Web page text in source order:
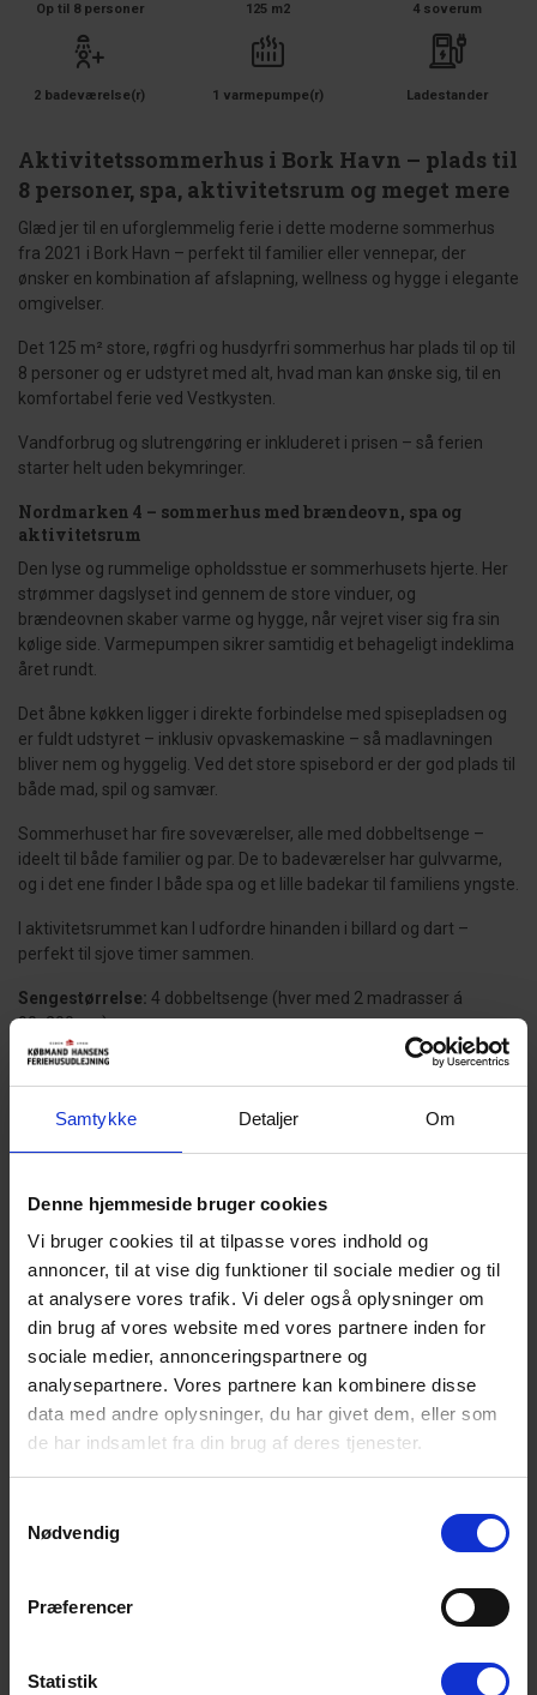
Samtykke Detaljer Om
Denne hjemmeside bruger cookies
Vi bruger cookies til at tilpasse vores indhold og
annoncer, til at vise dig funktioner til sociale medier og til
at analysere vores trafik. Vi deler også oplysninger om
din brug af vores website med vores partnere inden for
sociale medier, annonceringspartnere og
analysepartnere. Vores partnere kan kombinere disse
data med andre oplysninger, du har givet dem, eller som
de har indsamlet fra din brug af deres tjenester.
Nødvendig
Præferencer
Statistik
Op til 8 personer 125 m2 4 soverum
2 badeværelse(r) 1 varmepumpe(r) Ladestander
Aktivitetssommerhus i Bork Havn – plads til
8 personer, spa, aktivitetsrum og meget mere
Glæd jer til en uforglemmelig ferie i dette moderne sommerhus
fra 2021 i Bork Havn – perfekt til familier eller vennepar, der
ønsker en kombination af afslapning, wellness og hygge i elegante
omgivelser.
Det 125 m² store, røgfri og husdyrfri sommerhus har plads til op til
8 personer og er udstyret med alt, hvad man kan ønske sig, til en
komfortabel ferie ved Vestkysten.
Vandforbrug og slutrengøring er inkluderet i prisen – så ferien
starter helt uden bekymringer.
Nordmarken 4 – sommerhus med brændeovn, spa og
aktivitetsrum
Den lyse og rummelige opholdsstue er sommerhusets hjerte. Her
strømmer dagslyset ind gennem de store vinduer, og
brændeovnen skaber varme og hygge, når vejret viser sig fra sin
kølige side. Varmepumpen sikrer samtidig et behageligt indeklima
året rundt.
Det åbne køkken ligger i direkte forbindelse med spisepladsen og
er fuldt udstyret – inklusiv opvaskemaskine – så madlavningen
bliver nem og hyggelig. Ved det store spisebord er der god plads til
både mad, spil og samvær.
Sommerhuset har fire soveværelser, alle med dobbeltsenge –
ideelt til både familier og par. De to badeværelser har gulvvarme,
og i det ene finder I både spa og et lille badekar til familiens yngste.
I aktivitetsrummet kan I udfordre hinanden i billard og dart –
perfekt til sjove timer sammen.
Sengestørrelse: 4 dobbeltsenge (hver med 2 madrasser á
90x200 cm).
Mulighed for opladning af elbil
en 230V CEE-stik – praktisk og miljøvenligt.
bruser
morgenkaffe og hyggelige aftener. Her finder I jeres helt egen
wellness-oase: en udendørs spa, sauna og bruser, så I kan nyde
frisk luft, varme og velvære under åben himmel.
Et praktisk depotrum giver desuden plads til cykler, klapvogn eller
Perfekt beliggenhed tæt på fjord, hav og indkøb
Beliggenheden er helt ideel – kun 1,2 km til Ringkøbing Fjord, hvor I
kan gå ture, cykle eller dyrke vandsport, og blot 3,5 km til
km væk.
surfmiljø, cykelstier og aktiviteter for hele familien. Uanset om I
søger natur, ro eller aktivitet, er dette sommerhus på Nordmarken